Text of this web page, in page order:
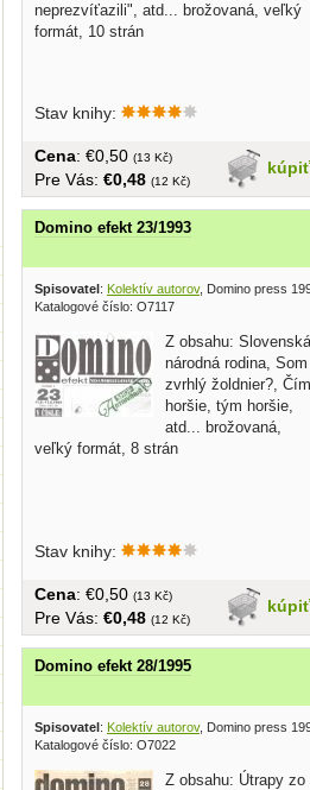
neprezvíťazili", atd... brožovaná, veľký
formát, 10 strán
Stav knihy:
kúpiť
Cena: €0,50 (13 Kč)
Pre Vás: €0,48 (12 Kč)
Domino efekt 23/1993
Spisovatel: Kolektív autorov, Domino press
Katalogové číslo: O7117
Z obsahu: Slovenská
národná rodina, Som
zvrhlý žoldnier?, Čím
horšie, tým horšie,
atd... brožovaná,
veľký formát, 8 strán
Stav knihy:
kúpiť
Cena: €0,50 (13 Kč)
Pre Vás: €0,48 (12 Kč)
Domino efekt 28/1995
Spisovatel: Kolektív autorov, Domino press
Katalogové číslo: O7022
Z obsahu: Útrapy zo